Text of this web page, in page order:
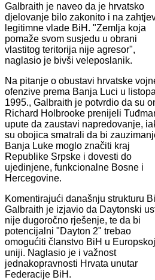
Galbraith je naveo da je hrvatsko
djelovanje bilo zakonito i na
legitimne vlade BiH. "Zemlja koja
pomaže svom susjedu u obrani
vlastitog teritorija nije agresor",
naglasio je bivši veleposlanik.
Na pitanje o obustavi hrvatske
ofenzive prema Banja Luci u
1995., Galbraith je potvrdio da su
Richard Holbrooke prenijeli
upute da zaustavi napredovanje,
su obojica smatrali da bi
Banja Luke moglo značiti kraj
Republike Srpske i dovesti do
ujedinjene, funkcionalne Bosne i
Hercegovine.
Komentirajući današnju strukturu
Galbraith je izjavio da Daytonski
nije dugoročno rješenje, te da bi
potencijalni "Dayton 2" trebao
omogućiti članstvo BiH u Europskoj
uniji. Naglasio je i važnost
jednakopravnosti Hrvata unutar
Federacije BiH.